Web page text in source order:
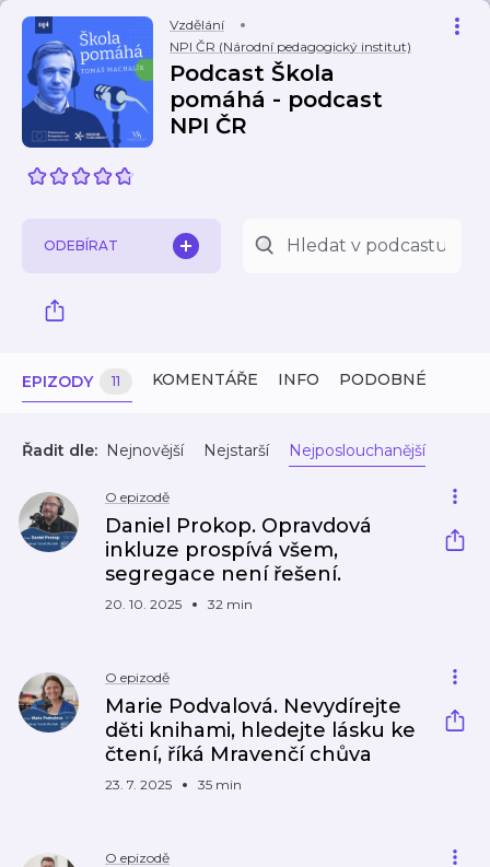
Vzdělání
NPI ČR (Národní pedagogický institut)
Podcast Škola
pomáhá - podcast
NPI ČR
ODEBÍRAT
EPIZODY 11 KOMENTÁŘE INFO PODOBNÉ
Řadit dle: Nejnovější Nejstarší Nejposlouchanější
O epizodě
Daniel Prokop. Opravdová
inkluze prospívá všem,
segregace není řešení.
20. 10. 2025 32 min
O epizodě
Marie Podvalová. Nevydírejte
děti knihami, hledejte lásku ke
čtení, říká Mravenčí chůva
23. 7. 2025 35 min
O epizodě